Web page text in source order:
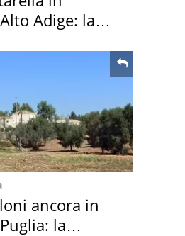
Adige: la
ancora in
la